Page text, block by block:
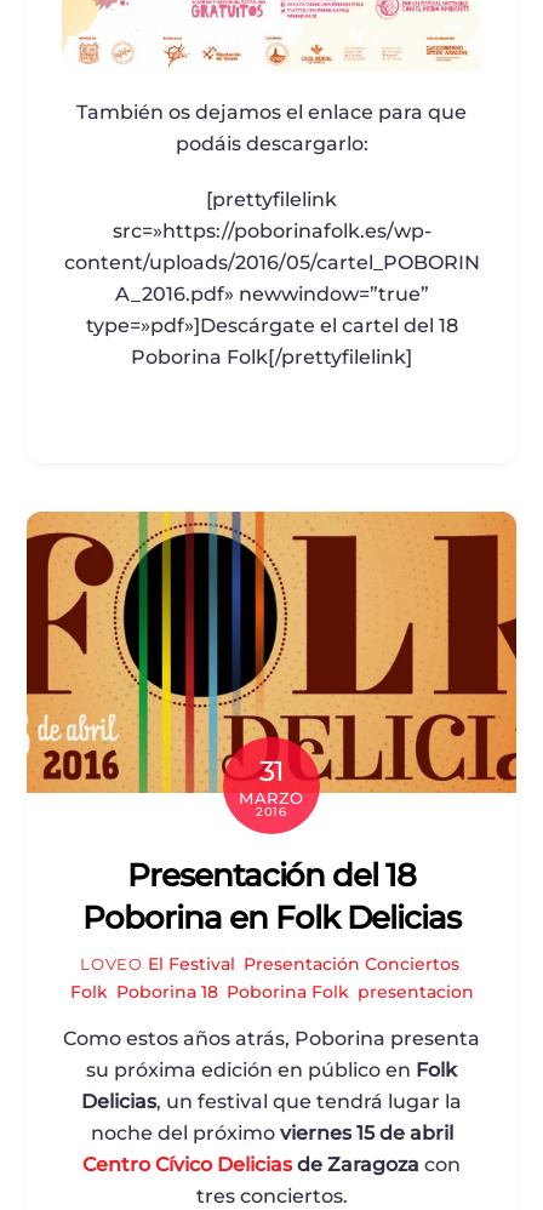
También os dejamos el enlace para que
podáis descargarlo:
[prettyfilelink
src=»https://poborinafolk.es/wp-
content/uploads/2016/05/cartel_POBORIN
A_2016.pdf» newwindow=”true”
type=»pdf»]Descárgate el cartel del 18
Poborina Folk[/prettyfilelink]
31
MARZO
2016
Presentación del 18
Poborina en Folk Delicias
LOVEO El Festival Presentación Conciertos,
Folk, Poborina 18, Poborina Folk, presentacion
Como estos años atrás, Poborina presenta
su próxima edición en público en Folk
Delicias, un festival que tendrá lugar la
noche del próximo viernes 15 de abril
Centro Cívico Deliciasde Zaragoza con
tres conciertos.